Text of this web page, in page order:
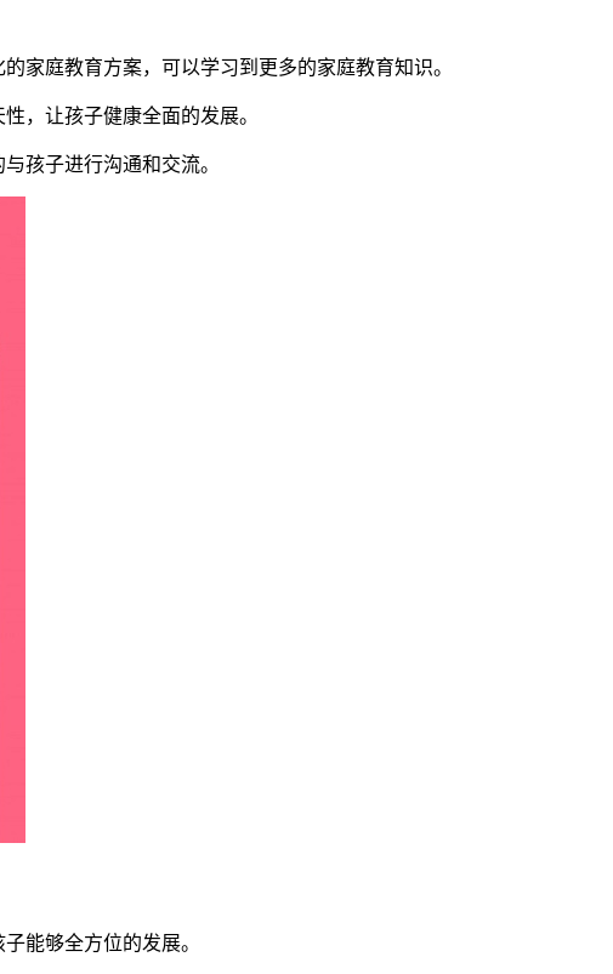
家庭教育方案，可以学习到更多的家庭教育知识。
，让孩子健康全面的发展。
孩子进行沟通和交流。
能够全方位的发展。